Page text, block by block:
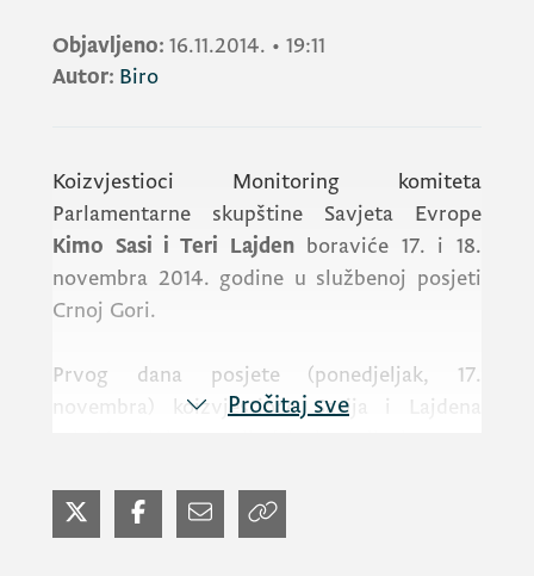
Objavljeno: 16.11.2014. • 19:11
Autor: Biro
Koizvjestioci Monitoring komiteta
Parlamentarne skupštine Savjeta Evrope
Kimo Sasi i Teri Lajdenboraviće 17. i 18.
novembra 2014. godine u službenoj posjeti
Crnoj Gori.
Prvog dana posjete (ponedjeljak, 17.
novembra) koizvjestioce Sasija i Lajdena
socijalnog staranjaPredrag Bošković (u
12.00) , potpredsjednik Vlade i ministar za
Pročitaj sve